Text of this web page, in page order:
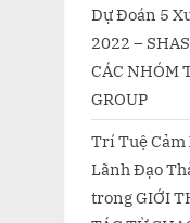
Dự Đoán 5
2022 –
CÁC NHÓM
GROUP
Trí Tuệ Cảm
Lãnh Đạo
trongGIỚI